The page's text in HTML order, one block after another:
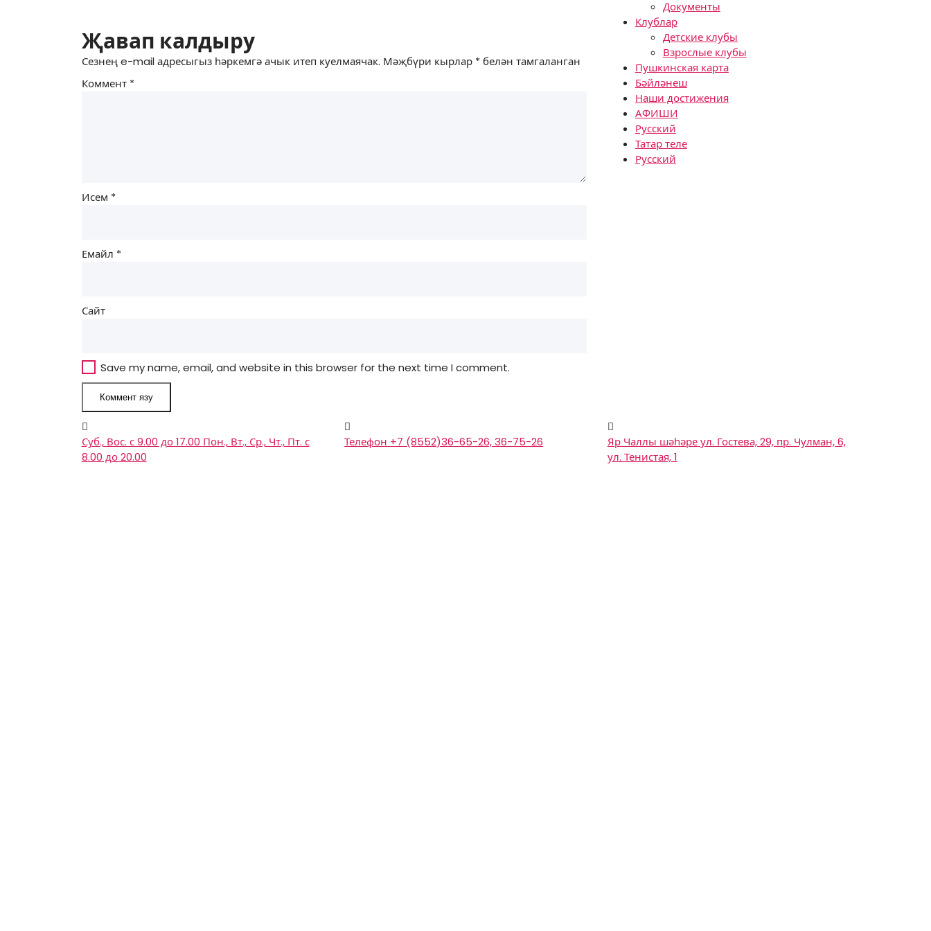
Җавап калдыру
Сезнең e-mail адресыгыз һәркемгә ачык итеп куелмаячак. Мәҗбүри кырлар *белән тамгаланган
Коммент *
Исем *
Емайл *
Сайт
Save my name, email, and website in this browser for the next time I comment.
Документы
Клублар
Детские клубы
Взрослые клубы
Пушкинская карта
Бәйләнеш
Наши достижения
АФИШИ
Русский
Татар теле
Русский
Суб., Вос. с 9.00 до 17.00 Пон., Вт., Ср., Чт., Пт. с
8.00 до 20.00
Телефон +7 (8552)36-65-26, 36-75-26 Яр Чаллы шәһәреул. Гостева, 29, пр. Чулман, 6,
ул. Тенистая, 1